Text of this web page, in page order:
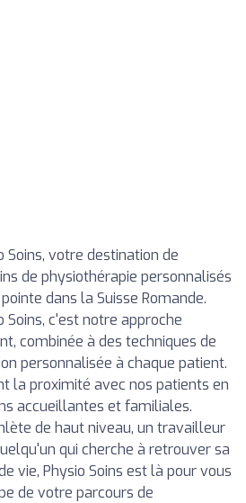
Soins, votre destination de
de physiothérapie personnalisés
dans la Suisse Romande.
Soins, c'est notre approche
combinée à des techniques de
personnalisée à chaque patient.
la proximité avec nos patients en
accueillantes et familiales.
de haut niveau, un travailleur
qui cherche à retrouver sa
vie, Physio Soins est là pour vous
de votre parcours de